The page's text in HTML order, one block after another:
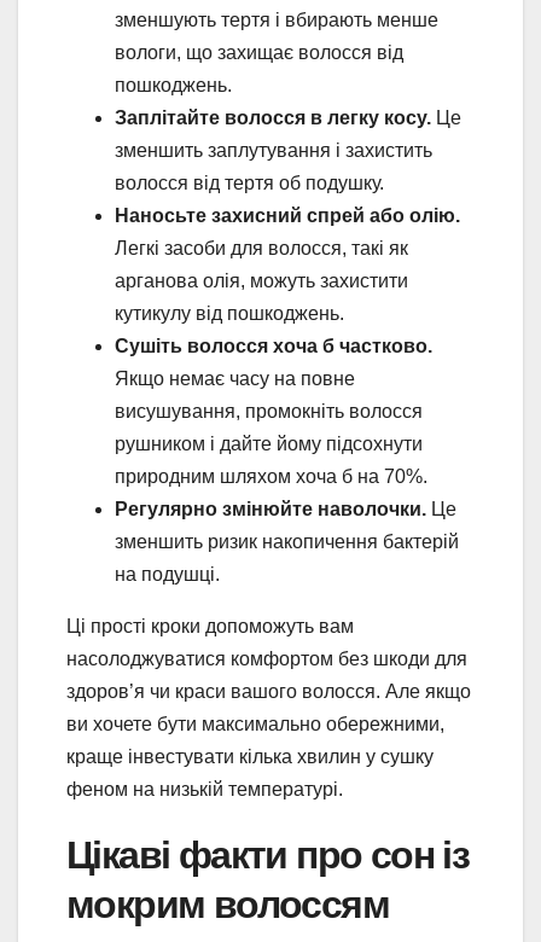
зменшують тертя і вбирають менше
вологи, що захищає волосся від
пошкоджень.
Заплітайте волосся в легку косу. Це
зменшить заплутування і захистить
волосся від тертя об подушку.
Наносьте захисний спрей або олію.
Легкі засоби для волосся, такі як
арганова олія, можуть захистити
кутикулу від пошкоджень.
Сушіть волосся хоча б частково.
Якщо немає часу на повне
висушування, промокніть волосся
рушником і дайте йому підсохнути
природним шляхом хоча б на 70%.
Регулярно змінюйте наволочки. Це
зменшить ризик накопичення бактерій
на подушці.
Ці прості кроки допоможуть вам
насолоджуватися комфортом без шкоди для
здоров’я чи краси вашого волосся. Але якщо
ви хочете бути максимально обережними,
краще інвестувати кілька хвилин у сушку
феном на низькій температурі.
Цікаві факти про сон із
мокрим волоссям